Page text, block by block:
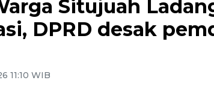
Situjuah
DPRD desak
11:10 WIB